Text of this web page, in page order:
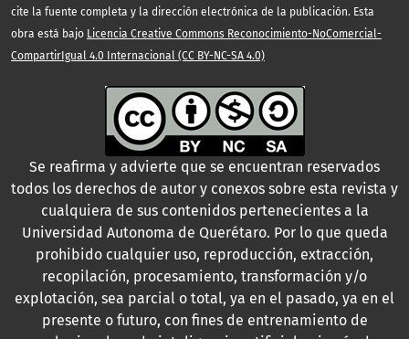
cite la fuente completa y la dirección electrónica de la publicación. Esta
obra está bajo Licencia Creative Commons Reconocimiento-NoComercial-
CompartirIgual 4.0 Internacional (CC BY-NC-SA 4.0)
Se reafirma y advierte que se encuentran reservados
todos los derechos de autor y conexos sobre esta revista y
cualquiera de sus contenidos pertenecientes a la
Universidad Autonoma de Querétaro. Por lo que queda
prohibido cualquier uso, reproducción, extracción,
recopilación, procesamiento, transformación y/o
explotación, sea parcial o total, ya en el pasado, ya en el
presente o futuro, con fines de entrenamiento de